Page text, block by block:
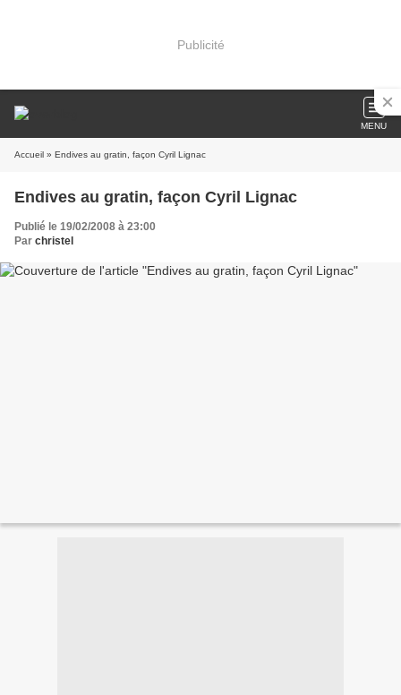
Publicité
MENU
Accueil » Endives au gratin, façon Cyril Lignac
Endives au gratin, façon Cyril Lignac
Publié le 19/02/2008 à 23:00
Par christel